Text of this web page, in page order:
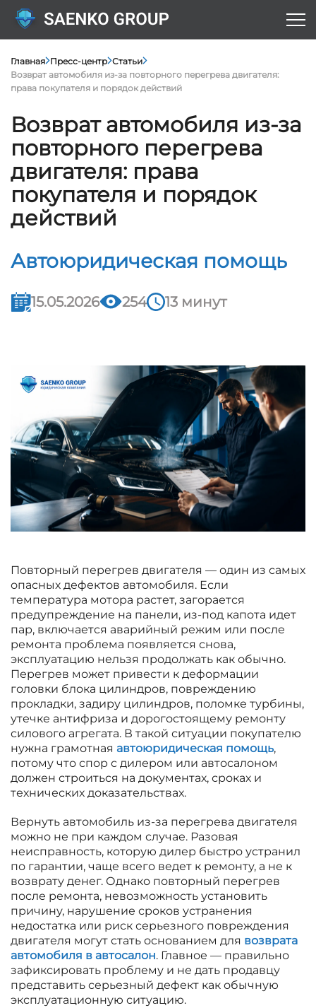
Главная Пресс-центр Статьи
Возврат автомобиля из-за повторного перегрева двигателя:
права покупателя и порядок действий
Возврат автомобиля из-за
повторного перегрева
двигателя: права
покупателя и порядок
действий
Автоюридическая помощь
15.05.2026 254 13 минут
Повторный перегрев двигателя — один из самых
опасных дефектов автомобиля. Если
температура мотора растет, загорается
предупреждение на панели, из-под капота идет
пар, включается аварийный режим или после
ремонта проблема появляется снова,
эксплуатацию нельзя продолжать как обычно.
Перегрев может привести к деформации
головки блока цилиндров, повреждению
прокладки, задиру цилиндров, поломке турбины,
утечке антифриза и дорогостоящему ремонту
силового агрегата. В такой ситуации покупателю
нужна грамотная автоюридическая помощь,
потому что спор с дилером или автосалоном
должен строиться на документах, сроках и
технических доказательствах.
Вернуть автомобиль из-за перегрева двигателя
можно не при каждом случае. Разовая
неисправность, которую дилер быстро устранил
по гарантии, чаще всего ведет к ремонту, а не к
возврату денег. Однако повторный перегрев
после ремонта, невозможность установить
причину, нарушение сроков устранения
недостатка или риск серьезного повреждения
двигателя могут стать основанием для возврата
автомобиля в автосалон. Главное — правильно
зафиксировать проблему и не дать продавцу
представить серьезный дефект как обычную
эксплуатационную ситуацию.